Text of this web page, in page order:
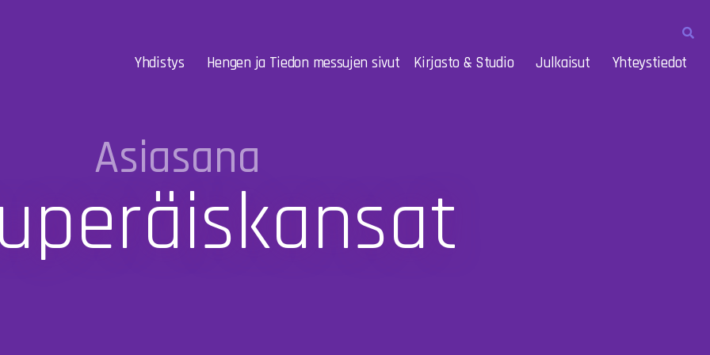
Yhdistys Hengen ja Tiedon messujen sivut Kirjasto & Studio Julkaisut Yhteystiedot
Asiasana